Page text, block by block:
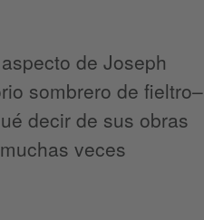
de Joseph
sombrero de fieltro–
decir de sus obras
veces